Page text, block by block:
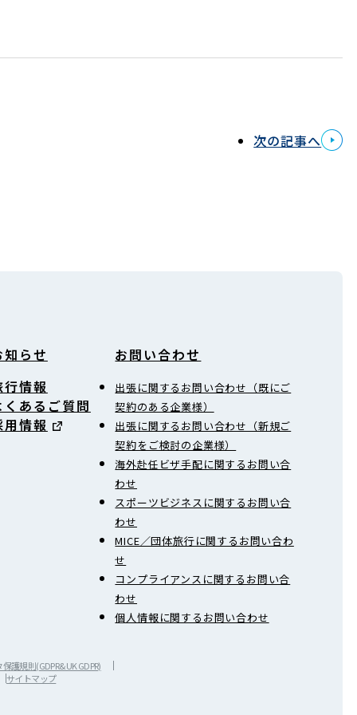
次の記事へ
知らせ
行情報
くあるご質問
用情報
お問い合わせ
出張に関するお問い合わせ（既にご
契約のある企業様）
出張に関するお問い合わせ（新規ご
契約をご検討の企業様）
海外赴任ビザ手配に関するお問い合
わせ
スポーツビジネスに関するお問い合
わせ
MICE／団体旅行に関するお問い合わ
せ
コンプライアンスに関するお問い合
わせ
個人情報に関するお問い合わせ
護規則(GDPR&UK GDPR)
サイトマップ